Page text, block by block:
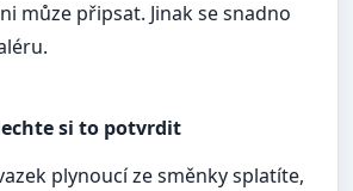
můze připsat. Jinak se snadno
si to potvrdit
plynoucí ze směnky splatíte,